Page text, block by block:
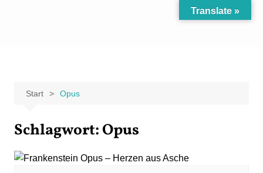
Start Opus
Schlagwort:Opus
Translate »